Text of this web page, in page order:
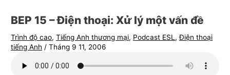
BEP 15 – Điện thoại: Xử lý một vấn đề
Trình độ cao,Tiếng Anh thương mại, Podcast ESL ,Điện thoại
tiếng Anh /Tháng 9 11, 2006
t
h